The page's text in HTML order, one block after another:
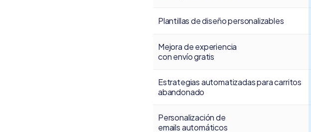
Plantillas de diseño personalizables
Mejora de experiencia
con envío gratis
Estrategias automatizadas para carritos
abandonado
Personalización de
emails automáticos